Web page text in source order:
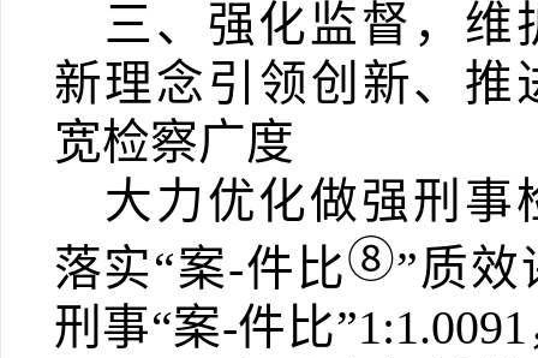
三、强化监督，维
新理念引领创新、推
宽检察广度
大力优化做强刑事
落实“案-件比⑧”质效
刑事“案-件比”1:1.0091